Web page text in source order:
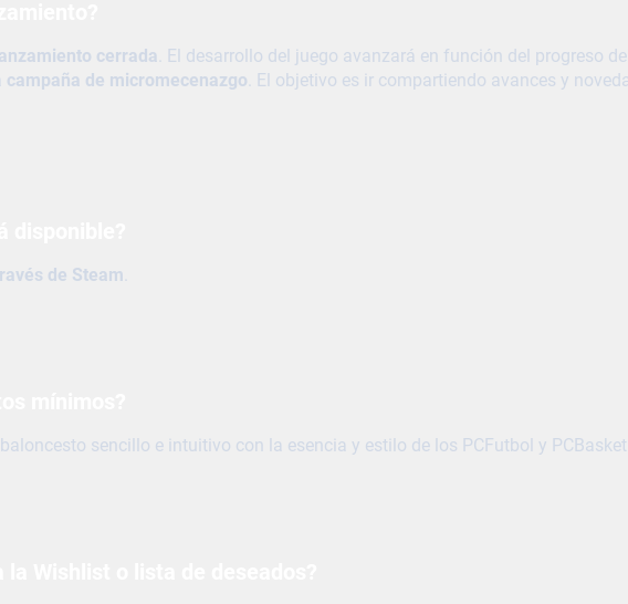
cerrada . El desarrollo del juego avanzará en función del progreso
campaña de micromecenazgo . El objetivo es ir compartiendo avances y
de Steam
sencillo e intuitivo con la esencia y estilo de los PCFutbol y PCBasket.